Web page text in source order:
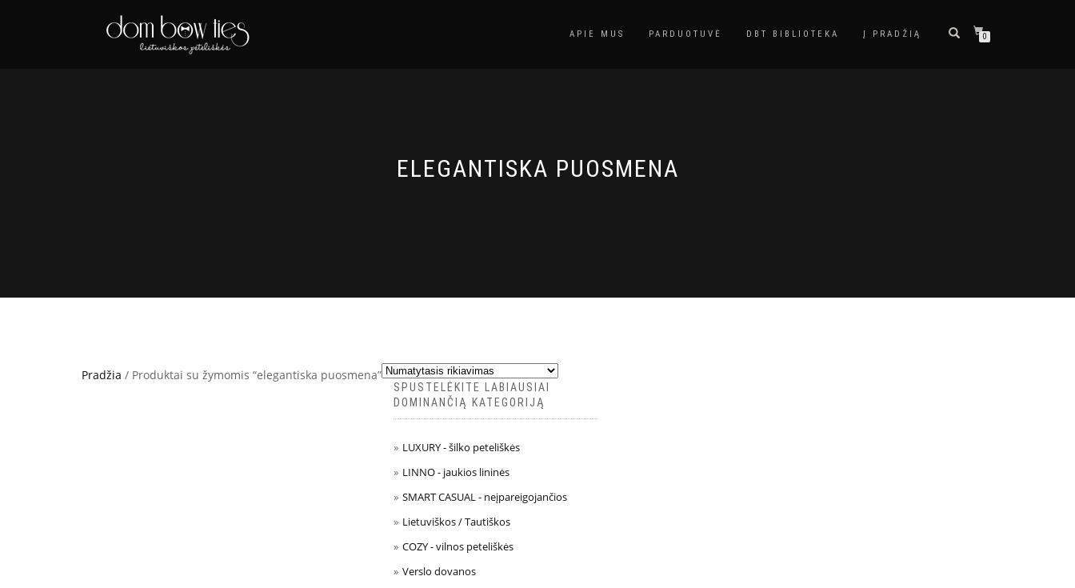
APIE MUS PARDUOTUVĖ DBT BIBLIOTEKA Į PRADŽIĄ 0
ELEGANTISKA PUOSMENA
Pradžia / Produktai su žymomis “elegantiska puosmena”
SPUSTELĖKITE LABIAUSIAI
DOMINANČIĄ KATEGORIJĄ
LUXURY - šilko peteliškės
LINNO - jaukios lininės
SMART CASUAL - neįpareigojančios
Lietuviškos / Tautiškos
COZY - vilnos peteliškės
Verslo dovanos